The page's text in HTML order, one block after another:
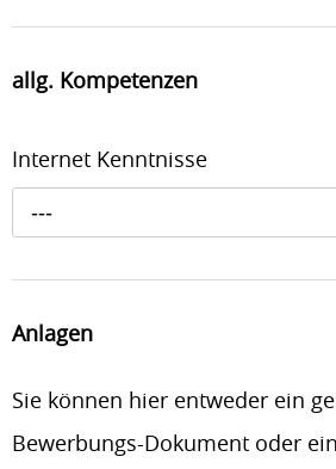
allg. Kompetenzen
Internet Kenntnisse
---
Anlagen
Sie können hier entweder ein
Bewerbungs-Dokument oder